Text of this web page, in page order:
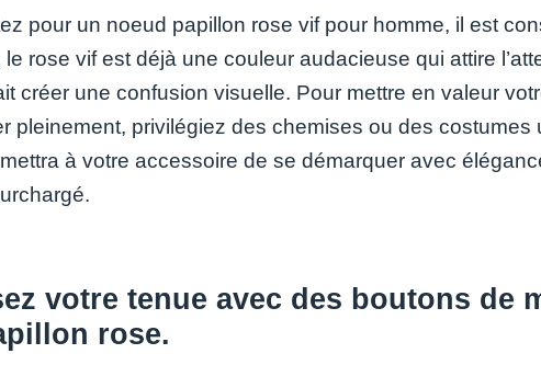
pour un noeud papillon rose vif pour homme, il est
rose vif est déjà une couleur audacieuse qui attire
créer une confusion visuelle. Pour mettre en valeur
pleinement, privilégiez des chemises ou des costumes
à votre accessoire de se démarquer avec
votre tenue avec des boutons de
rose.